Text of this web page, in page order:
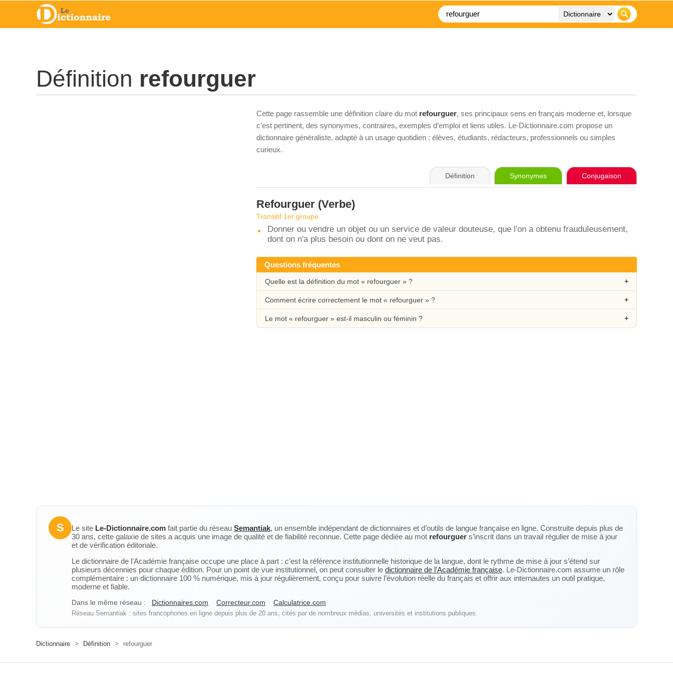
Définition refourguer
Cette page rassemble une définition claire du mot refourguer, ses principaux sens en français moderne et, lorsque
c’est pertinent, des synonymes, contraires, exemples d’emploi et liens utiles. Le-Dictionnaire.com propose un
dictionnaire généraliste, adapté à un usage quotidien : élèves, étudiants, rédacteurs, professionnels ou simples
curieux.
Définition Synonymes Conjugaison
Refourguer (Verbe)
Transitif 1er groupe
Donner ou vendre un objet ou un service de valeur douteuse, que l'on a obtenu frauduleusement,
dont on n'a plus besoin ou dont on ne veut pas.
Questions fréquentes
Quelle est la définition du mot « refourguer » ?
Comment écrire correctement le mot « refourguer » ?
Le mot « refourguer » est-il masculin ou féminin ?
S Le site Le-Dictionnaire.com fait partie du réseau Semantiak, un ensemble indépendant de dictionnaires et d’outils de langue française en ligne. Construite depuis plus de
30 ans, cette galaxie de sites a acquis une image de qualité et de fiabilité reconnue. Cette page dédiée au mot refourguer s’inscrit dans un travail régulier de mise à jour
et de vérification éditoriale.
Le dictionnaire de l’Académie française occupe une place à part : c’est la référence institutionnelle historique de la langue, dont le rythme de mise à jour s’étend sur
plusieurs décennies pour chaque édition. Pour un point de vue institutionnel, on peut consulter le dictionnaire de l’Académie française. Le-Dictionnaire.com assume un rôle
complémentaire : un dictionnaire 100 % numérique, mis à jour régulièrement, conçu pour suivre l’évolution réelle du français et offrir aux internautes un outil pratique,
moderne et fiable.
Dans le même réseau : Dictionnaires.com Correcteur.com Calculatrice.com
Réseau Semantiak : sites francophones en ligne depuis plus de 20 ans, cités par de nombreux médias, universités et institutions publiques.
Dictionnaire > Définition > refourguer